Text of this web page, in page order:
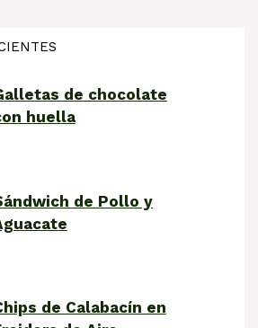
de chocolate
huella
de Pollo y
de Calabacín en